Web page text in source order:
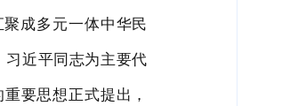
聚成多元一体中华民
习近平同志为主要代
要思想正式提出，